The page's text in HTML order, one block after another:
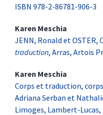
ISBN 978-2-86781-906-3
Karen Meschia
JENN, Ronald et OSTER,
traduction, Arras, Artois
Karen Meschia
Corps et traduction,
Adriana Serban et
Limoges, Lambert-Lucas,